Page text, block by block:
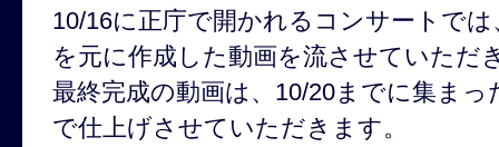
10/16に正庁で開かれるコンサートで
を元に作成した動画を流させていただ
最終完成の動画は、10/20までに集ま
で仕上げさせていただきます。